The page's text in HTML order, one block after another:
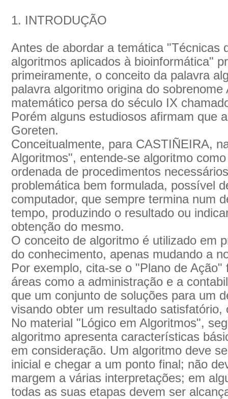
1. INTRODUÇÃO
Antes de abordar a temática "Técnicas
algoritmos aplicados à bioinformática"
primeiramente, o conceito da palavra
palavra algoritmo origina do
matemático persa do século IX
Porém alguns estudiosos afirmam que
Goreten.
Conceitualmente, para CASTIÑEIRA,
Algoritmos", entende-se algoritmo
ordenada de procedimentos
problemática bem formulada, possível
computador, que sempre termina num
tempo, produzindo o resultado ou
obtenção do mesmo.
O conceito de algoritmo é utilizado em
do conhecimento, apenas mudando a
Por exemplo, cita-se o "Plano de
áreas como a administração e a
que um conjunto de soluções para um
visando obter um resultado satisfatório,
No material "Lógico em Algoritmos",
algoritmo apresenta características
em consideração. Um algoritmo deve
inicial e chegar a um ponto final; não
margem a várias interpretações; em
todas as suas etapas devem ser